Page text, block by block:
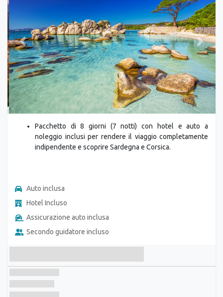
Previous Next
Pacchetto di 8 giorni (7 notti) con hotel e auto a
noleggio inclusi per rendere il viaggio completamente
indipendente e scoprire Sardegna e Corsica.
Auto inclusa
Hotel Incluso
Assicurazione auto inclusa
Secondo guidatore incluso